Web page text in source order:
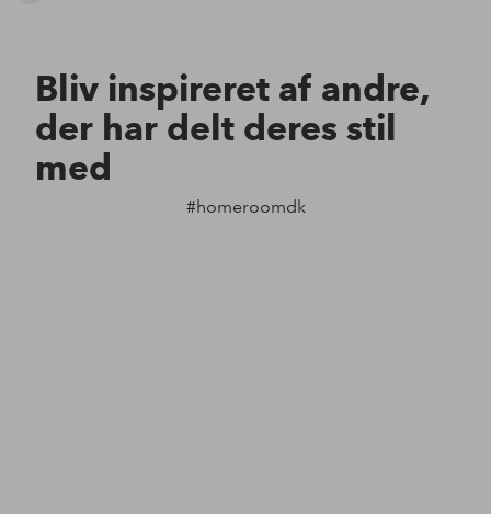
Bliv inspireret af andre,
der har delt deres stil
med
#homeroomdk